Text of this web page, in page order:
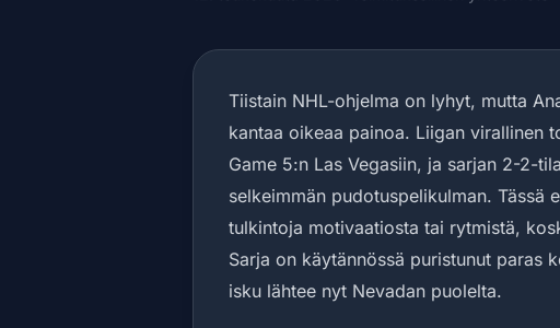
Tiistain NHL-ohjelma on lyhyt, mutta
kantaa oikeaa painoa. Liigan virallinen
Game 5:n Las Vegasiin, ja sarjan 2-2-
selkeimmän pudotuspelikulman. Tässä
tulkintoja motivaatiosta tai rytmistä,
Sarja on käytännössä puristunut paras
isku lähtee nyt Nevadan puolelta.